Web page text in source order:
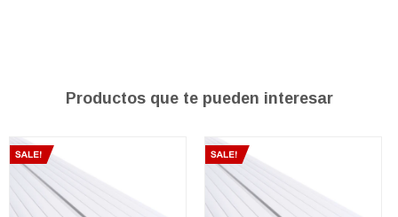
Productos que te pueden interesar